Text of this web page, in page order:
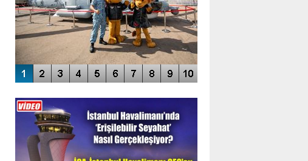
ENGELLERİN AŞILDIĞI HAVALİMANI